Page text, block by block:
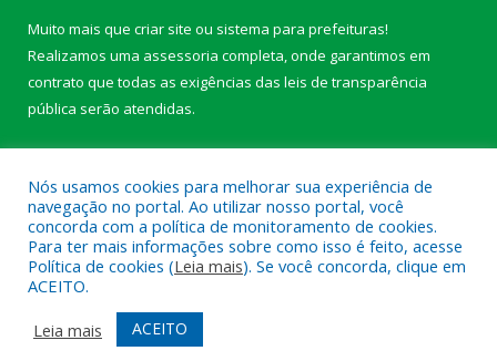
Muito mais que criar site ou sistema para prefeituras!
Realizamos uma assessoria completa, onde garantimos em
contrato que todas as exigências das leis de transparência
pública serão atendidas.
Todos os direitos reservados a Câmara Municipal de Afuá.
Mapa do Site
Acessar Área Administrativa
Acessar Webmail
Nós usamos cookies para melhorar sua experiência de
navegação no portal. Ao utilizar nosso portal, você
concorda com a política de monitoramento de cookies.
Para ter mais informações sobre como isso é feito, acesse
Política de cookies (Leia mais). Se você concorda, clique em
ACEITO.
Leia mais
ACEITO